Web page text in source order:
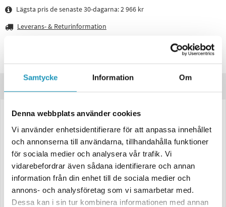
Samtycke Information Om
Denna webbplats använder cookies
Vi använder enhetsidentifierare för att anpassa innehållet
och annonserna till användarna, tillhandahålla funktioner
för sociala medier och analysera vår trafik. Vi
vidarebefordrar även sådana identifierare och annan
information från din enhet till de sociala medier och
annons- och analysföretag som vi samarbetar med.
Dessa kan i sin tur kombinera informationen med annan
Lägsta pris de senaste 30-dagarna:2 966 kr
Leverans- & Returinformation
LED Baklampa Valeryd Kingpoint Vänster – 400×153×88 mm, 12–36V, 6
funktioner med skyltlykta, 2 m kabel
EffektivLED-baklampafrån Valeryds Kingpoint-serie för vänster sida
Utrustad med 6 funktioneroch en integreradskyltlykta
idealisk för användning på släp, trailers och arbetsfordon.
Lampan levereras med en2 meter lång kabelför flexibel och enkel
installation. Den fungerar med både12V och 36V, vilket ger bred
kompatibilitet.